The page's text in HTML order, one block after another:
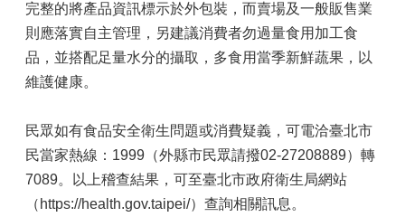
完整的將產品資訊標示於外包裝，而賣場及一般販售業
則應落實自主管理，另建議消費者勿過量食用加工食
品，並搭配足量水分的攝取，多食用當季新鮮蔬果，以
維護健康。
民眾如有食品安全衛生問題或消費疑義，可電洽臺北市
民當家熱線：1999（外縣市民眾請撥02-27208889）轉
7089。以上稽查結果，可至臺北市政府衛生局網站
（https://health.gov.taipei/）查詢相關訊息。